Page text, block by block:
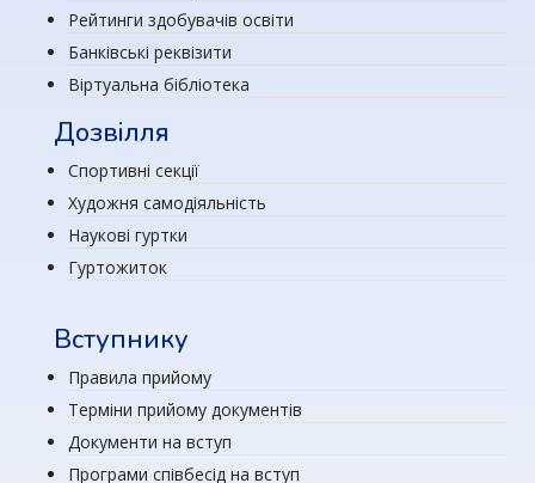
Рейтинги здобувачів освіти
Банківські реквізити
Віртуальна бібліотека
Дозвілля
Спортивні секції
Художня самодіяльність
Наукові гуртки
Гуртожиток
Вступнику
Правила прийому
Терміни прийому документів
Документи на вступ
Програми співбесід на вступ